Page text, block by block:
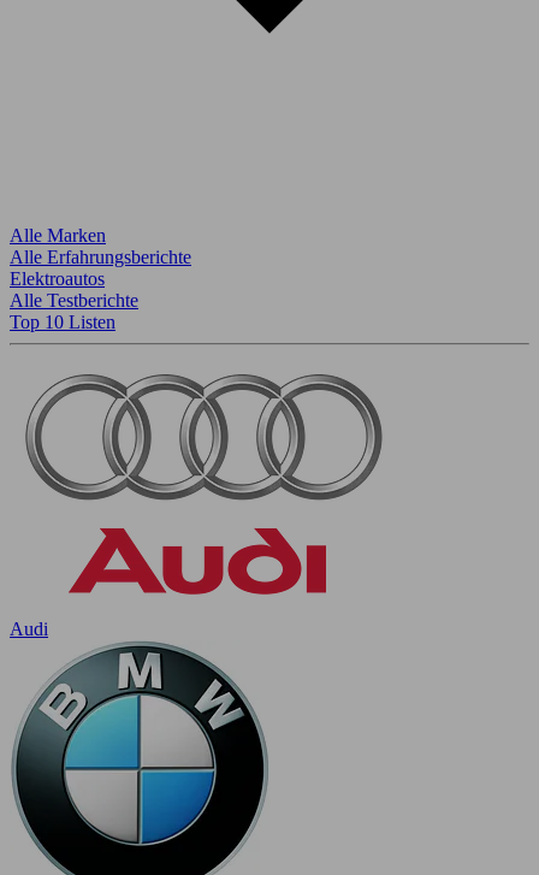
Alle Marken
Alle Erfahrungsberichte
Elektroautos
Alle Testberichte
Top 10 Listen
Audi